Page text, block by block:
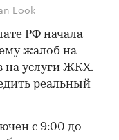
Look
РФ начала
жалоб на
на услуги ЖКХ.
реальный
с 9:00 до